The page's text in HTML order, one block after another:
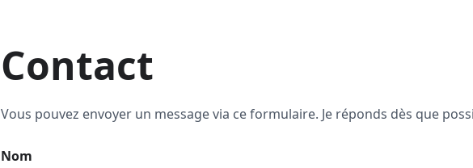
Contact
Vous pouvez envoyer un message via ce formulaire. Je réponds dès que
Nom